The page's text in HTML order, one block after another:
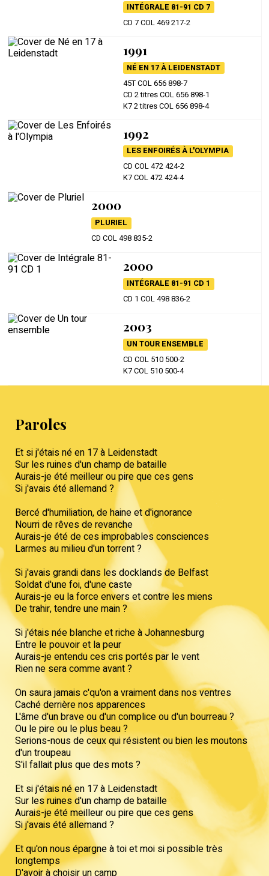
INTÉGRALE 81-91 CD 7
CD 7 COL 469 217-2
1991
NÉ EN 17 À LEIDENSTADT
45T COL 656 898-7
CD 2 titres COL 656 898-1
K7 2 titres COL 656 898-4
1992
LES ENFOIRÉS À L'OLYMPIA
CD COL 472 424-2
K7 COL 472 424-4
2000
PLURIEL
CD COL 498 835-2
2000
INTÉGRALE 81-91 CD 1
CD 1 COL 498 836-2
2003
UN TOUR ENSEMBLE
CD COL 510 500-2
K7 COL 510 500-4
Paroles
Et si j'étais né en 17 à Leidenstadt
Sur les ruines d'un champ de bataille
Aurais-je été meilleur ou pire que ces gens
Si j'avais été allemand ?
Bercé d'humiliation, de haine et d'ignorance
Nourri de rêves de revanche
Aurais-je été de ces improbables consciences
Larmes au milieu d'un torrent ?
Si j'avais grandi dans les docklands de Belfast
Soldat d'une foi, d'une caste
Aurais-je eu la force envers et contre les miens
De trahir, tendre une main ?
Si j'étais née blanche et riche à Johannesburg
Entre le pouvoir et la peur
Aurais-je entendu ces cris portés par le vent
Rien ne sera comme avant ?
On saura jamais c'qu'on a vraiment dans nos ventres
Caché derrière nos apparences
L'âme d'un brave ou d'un complice ou d'un bourreau ?
Ou le pire ou le plus beau ?
Serions-nous de ceux qui résistent ou bien les moutons
d'un troupeau
S'il fallait plus que des mots ?
Et si j'étais né en 17 à Leidenstadt
Sur les ruines d'un champ de bataille
Aurais-je été meilleur ou pire que ces gens
Si j'avais été allemand ?
Et qu'on nous épargne à toi et moi si possible très
longtemps
D'avoir à choisir un camp